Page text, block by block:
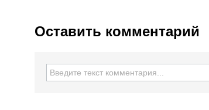
Оставить комментарий